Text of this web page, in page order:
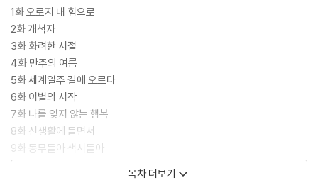
1화 오로지 내 힘으로
2화 개척자
3화 화려한 시절
4화 만주의 여름
5화 세계일주 길에 오르다
6화 이별의 시작
7화 나를 잊지 않는 행복
8화 신생활에 들면서
9화 동무들아 색시들아
10화 눈물로 된 이 세상
목차 더보기